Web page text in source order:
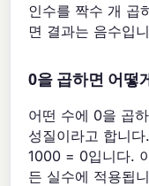
인수를 짝수 개 곱
면 결과는 음수입
0을 곱하면 어떻
어떤 수에 0을 곱
성질이라고 합니
1000 = 0입니다.
든 실수에 적용됩